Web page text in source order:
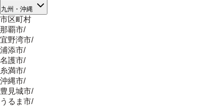
九州・沖縄
市区町村
那覇市/
宜野湾市/
浦添市/
名護市/
糸満市/
沖縄市/
豊見城市/
うるま市/